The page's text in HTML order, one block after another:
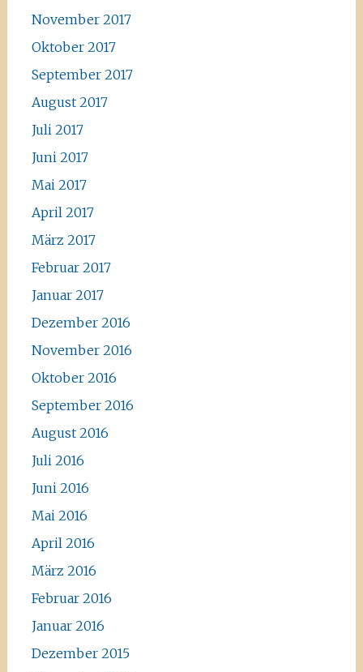
November 2017
Oktober 2017
September 2017
August 2017
Juli 2017
Juni 2017
Mai 2017
April 2017
März 2017
Februar 2017
Januar 2017
Dezember 2016
November 2016
Oktober 2016
September 2016
August 2016
Juli 2016
Juni 2016
Mai 2016
April 2016
März 2016
Februar 2016
Januar 2016
Dezember 2015